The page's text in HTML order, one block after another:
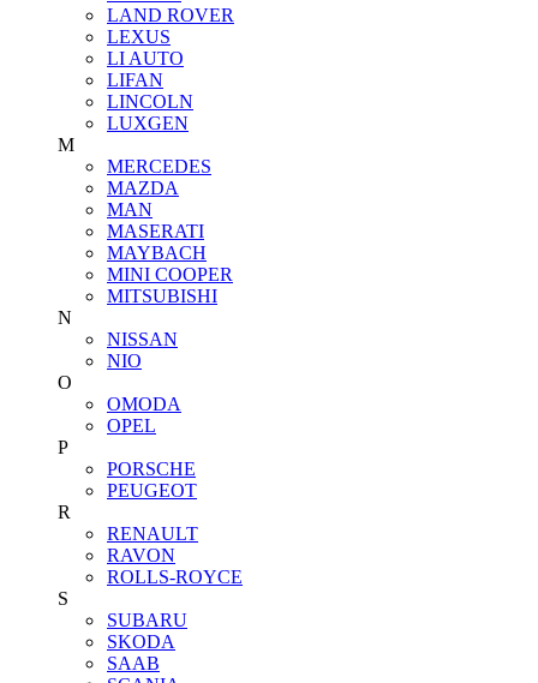
LAND ROVER
LEXUS
LI AUTO
LIFAN
LINCOLN
LUXGEN
M
MERCEDES
MAZDA
MAN
MASERATI
MAYBACH
MINI COOPER
MITSUBISHI
N
NISSAN
NIO
O
OMODA
OPEL
P
PORSCHE
PEUGEOT
R
RENAULT
RAVON
ROLLS-ROYCE
S
SUBARU
SKODA
SAAB